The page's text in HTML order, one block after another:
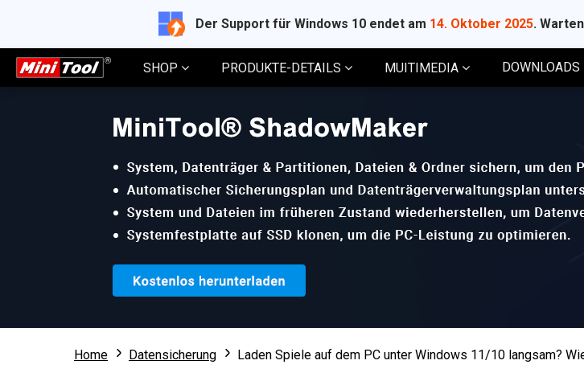
Der Support für Windows 10 endet am 14. Oktober 2025.
SHOP PRODUKTE-DETAILS MUITIMEDIA DOWNLOADS
Home Datensicherung Laden Spiele auf dem PC unter Windows 11/10 langsam?